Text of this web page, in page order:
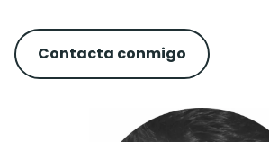
Contacta conmigo